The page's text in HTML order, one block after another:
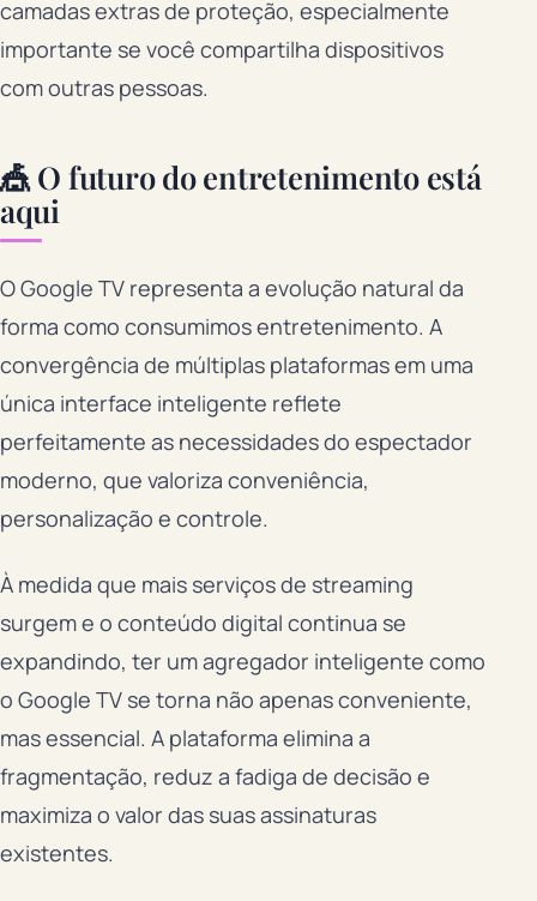
camadas extras de proteção, especialmente
importante se você compartilha dispositivos
com outras pessoas.
🎪 O futuro do entretenimento está
aqui
O Google TV representa a evolução natural da
forma como consumimos entretenimento. A
convergência de múltiplas plataformas em uma
única interface inteligente reflete
perfeitamente as necessidades do espectador
moderno, que valoriza conveniência,
personalização e controle.
À medida que mais serviços de streaming
surgem e o conteúdo digital continua se
expandindo, ter um agregador inteligente como
o Google TV se torna não apenas conveniente,
mas essencial. A plataforma elimina a
fragmentação, reduz a fadiga de decisão e
maximiza o valor das suas assinaturas
existentes.